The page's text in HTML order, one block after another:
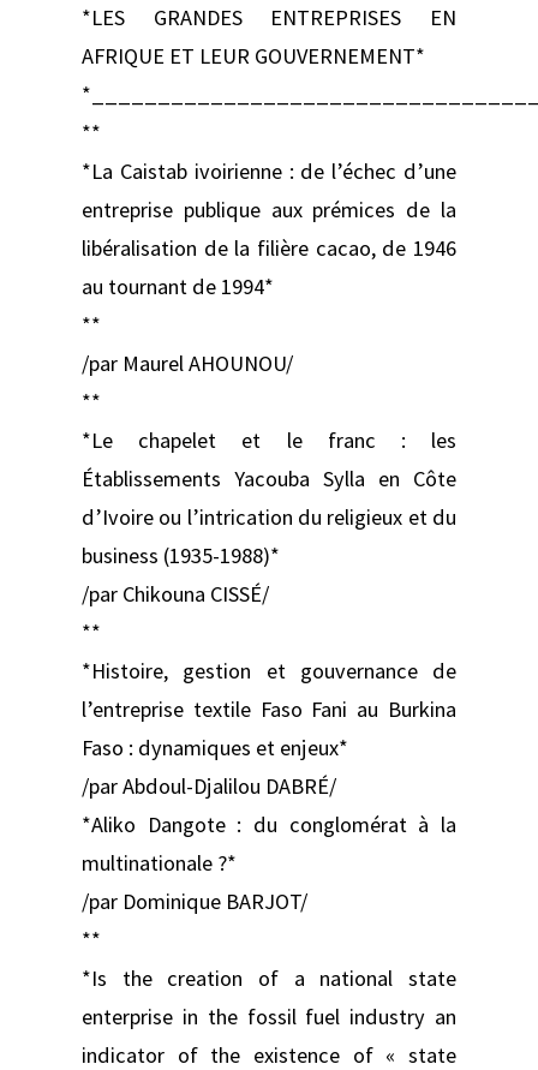
*LES GRANDES ENTREPRISES EN
AFRIQUE ET LEUR GOUVERNEMENT*
**
*La Caistab ivoirienne : de l’échec d’une
entreprise publique aux prémices de la
libéralisation de la filière cacao, de 1946
au tournant de 1994*
**
/par Maurel AHOUNOU/
**
*Le chapelet et le franc : les
Établissements Yacouba Sylla en Côte
d’Ivoire ou l’intrication du religieux et du
business (1935-1988)*
/par Chikouna CISSÉ/
**
*Histoire, gestion et gouvernance de
l’entreprise textile Faso Fani au Burkina
Faso : dynamiques et enjeux*
/par Abdoul-Djalilou DABRÉ/
*Aliko Dangote : du conglomérat à la
multinationale ?*
/par Dominique BARJOT/
**
*Is the creation of a national state
enterprise in the fossil fuel industry an
indicator of the existence of « state